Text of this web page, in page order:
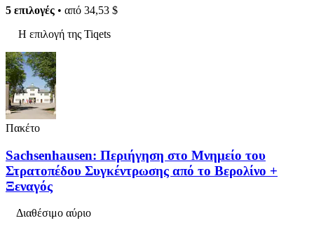
5 επιλογές • από 34,53 $
Η επιλογή της Tiqets
Πακέτο
Sachsenhausen: Περιήγηση στο Μνημείο του
Στρατοπέδου Συγκέντρωσης από το Βερολίνο +
Ξεναγός
Διαθέσιμο αύριο